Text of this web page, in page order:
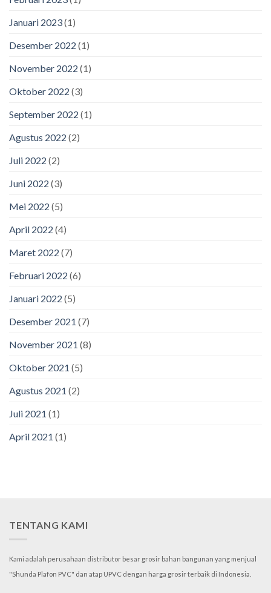
Januari 2023(1)
Desember 2022 (1)
November 2022 (1)
Oktober 2022 (3)
September 2022 (1)
Agustus 2022 (2)
Juli 2022 (2)
Juni 2022 (3)
Mei 2022 (5)
April 2022 (4)
Maret 2022 (7)
Februari 2022 (6)
Januari 2022 (5)
Desember 2021 (7)
November 2021 (8)
Oktober 2021 (5)
Agustus 2021 (2)
Juli 2021 (1)
April 2021 (1)
TENTANG KAMI
Kami adalah perusahaan distributor besar grosir bahan bangunan yang menjual
"Shunda Plafon PVC" dan atap UPVC dengan harga grosir terbaik di Indonesia.